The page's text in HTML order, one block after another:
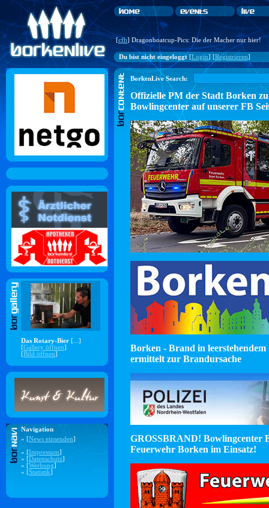
[cfb] Dragonboatcup-Pics: Die der Macher nur hier!
Du bist nicht eingeloggt[Login] [Registrieren]
Das Rotary-Bier [...]
[Gallery öffnen]
[Bild öffnen]
Navigation
» [News einsenden]
» [Impressum]
» [Datenschutz]
» [Werbung]
» [Statistik]
BorkenLive Search:
Offizielle PM der Stadt Borken
Bowlingcenter auf unserer FB
Borken - Brand in leerstehendem
ermittelt zur Brandursache
GROSSBRAND! Bowlingcenter
Feuerwehr Borken im Einsatz!